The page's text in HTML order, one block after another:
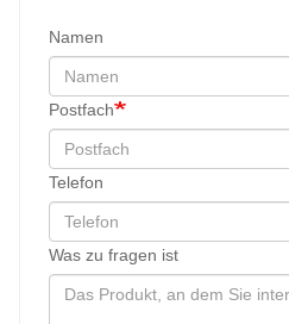
Namen
Postfach
Telefon
Was zu fragen ist